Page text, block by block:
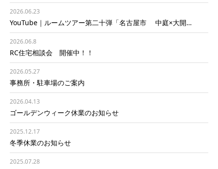
2026.06.23
YouTube｜ルームツアー第二十弾「名古屋市 中庭×大開…
2026.06.8
RC住宅相談会 開催中！！
2026.05.27
事務所・駐車場のご案内
2026.04.13
ゴールデンウィーク休業のお知らせ
2025.12.17
冬季休業のお知らせ
2025.07.28